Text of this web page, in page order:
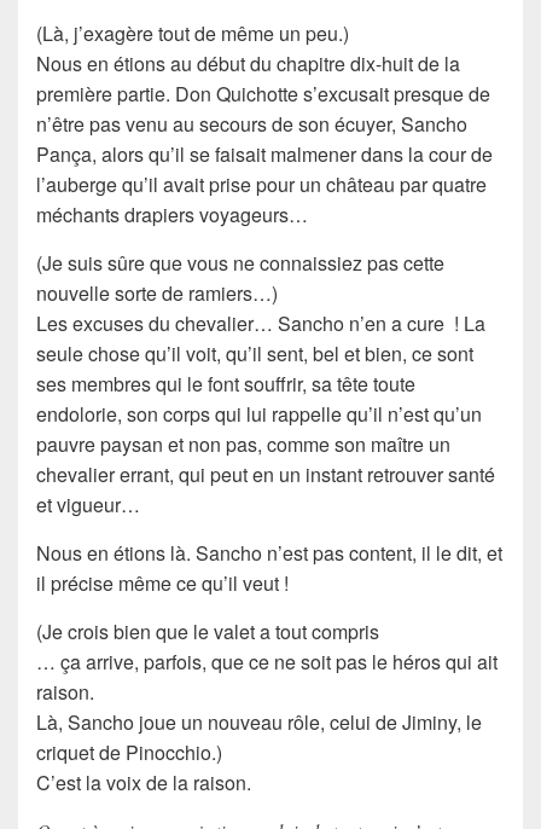
(Là, j’exagère tout de même un peu.)
Nous en étions au début du chapitre dix-huitde la
première partie. Don Quichottes’excusait presque de
n’être pas venu au secours de son écuyer, Sancho
Pança, alors qu’il se faisait malmener dans la cour de
l’auberge qu’il avait prise pour un château par quatre
méchants drapiers voyageurs…
(Je suis sûre que vous ne connaissiez pas cette
nouvelle sorte de ramiers…)
Les excuses du chevalier… Sancho n’en a cure ! La
seule chose qu’il voit, qu’il sent, bel et bien, ce sont
ses membres qui le font souffrir, sa tête toute
endolorie, son corps qui lui rappelle qu’il n’est qu’un
pauvre paysan et non pas, comme son maître un
chevalier errant, qui peut en un instant retrouver santé
et vigueur…
Nous en étions là. Sancho n’est pas content, il le dit, et
il précise même ce qu’il veut !
(Je crois bien que le valet a tout compris
… ça arrive, parfois, que ce ne soit pas le héros qui ait
raison.
Là, Sancho joue un nouveau rôle, celui de Jiminy, le
criquet de Pinocchio.)
C’est la voix de la raison.